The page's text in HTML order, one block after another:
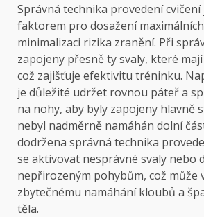
Správná technika provedení cvičení
faktorem pro dosažení
minimalizaci rizika zranění. Při
zapojeny přesně ty svaly, které
což zajišťuje efektivitu tréninku.
je důležité udržet rovnou páteř a
na nohy, aby byly zapojeny hlavně
nebyl nadměrně namáhán dolní
dodržena správná technika
se aktivovat nesprávné svaly nebo
nepřirozeným pohybům, což může
zbytečnému namáhání kloubů a
těla.